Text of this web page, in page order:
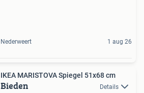
Nederweert 1 aug 26
IKEA MARISTOVA Spiegel 51x68 cm
Bieden Details